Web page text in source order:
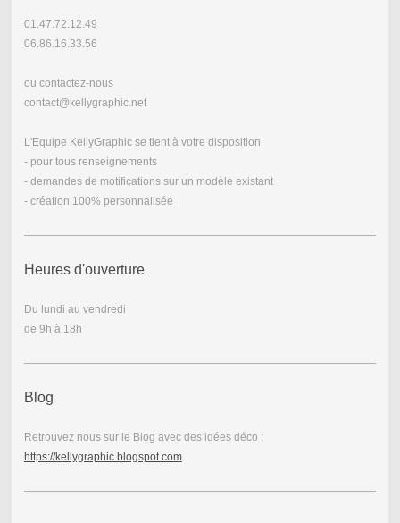
01.47.72.12.49
06.86.16.33.56
ou contactez-nous
contact@kellygraphic.net
L'Equipe KellyGraphic se tient à votre disposition
- pour tous renseignements
- demandes de motifications sur un modèle existant
- création 100% personnalisée
Heures d'ouverture
Du lundi au vendredi
de 9h à 18h
Blog
Retrouvez nous sur le Blog avec des idées déco :
https://kellygraphic.blogspot.com